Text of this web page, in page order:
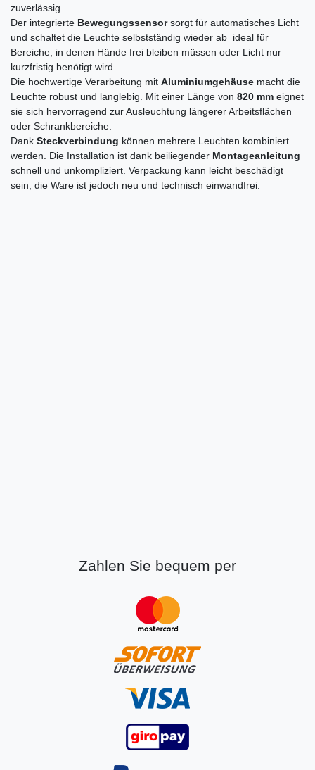
zuverlässig.
Der integrierte Bewegungssensorsorgt für automatisches Licht
und schaltet die Leuchte selbstständig wieder ab  ideal für
Bereiche, in denen Hände frei bleiben müssen oder Licht nur
kurzfristig benötigt wird.
Die hochwertige Verarbeitung mit Aluminiumgehäuse macht die
Leuchte robust und langlebig. Mit einer Länge von 820 mm eignet
sie sich hervorragend zur Ausleuchtung längerer Arbeitsflächen
oder Schrankbereiche.
Dank Steckverbindung können mehrere Leuchten kombiniert
werden. Die Installation ist dank beiliegender Montageanleitung
schnell und unkompliziert. Verpackung kann leicht beschädigt
sein, die Ware ist jedoch neu und technisch einwandfrei.
Zahlen Sie bequem per